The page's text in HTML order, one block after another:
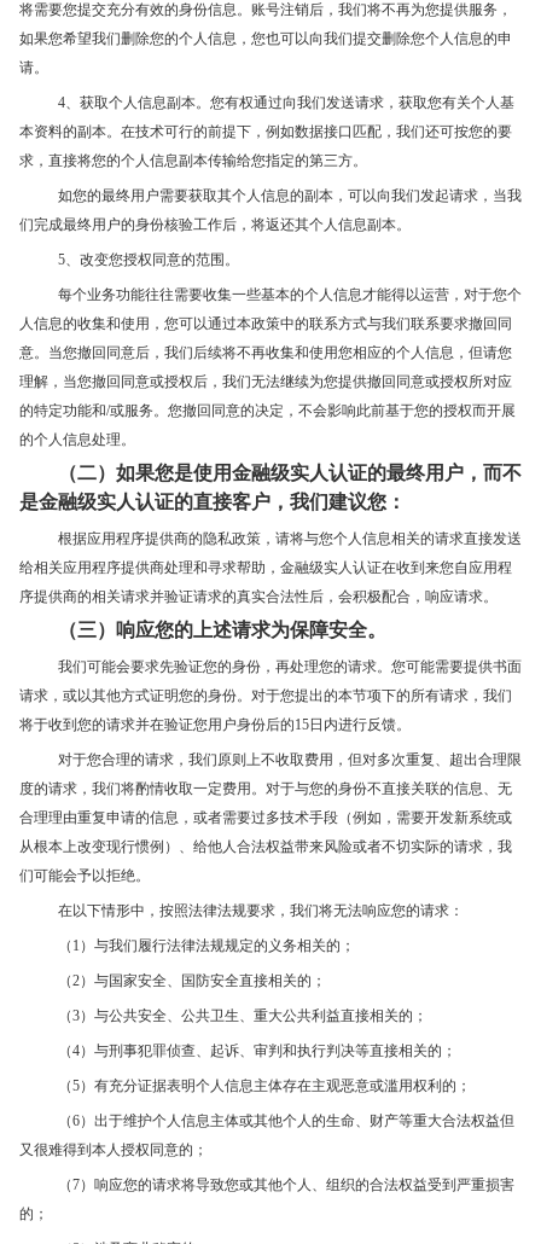
将需要您提交充分有效的身份信息。账号注销后，我们将不再为您提供服务，
如果您希望我们删除您的个人信息，您也可以向我们提交删除您个人信息的申
请。
4、获取个人信息副本。您有权通过向我们发送请求，获取您有关个人基
本资料的副本。在技术可行的前提下，例如数据接口匹配，我们还可按您的要
求，直接将您的个人信息副本传输给您指定的第三方。
如您的最终用户需要获取其个人信息的副本，可以向我们发起请求，当我
们完成最终用户的身份核验工作后，将返还其个人信息副本。
5、改变您授权同意的范围。
每个业务功能往往需要收集一些基本的个人信息才能得以运营，对于您个
人信息的收集和使用，您可以通过本政策中的联系方式与我们联系要求撤回同
意。当您撤回同意后，我们后续将不再收集和使用您相应的个人信息，但请您
理解，当您撤回同意或授权后，我们无法继续为您提供撤回同意或授权所对应
的特定功能和/或服务。您撤回同意的决定，不会影响此前基于您的授权而开展
的个人信息处理。
（二）如果您是使用金融级实人认证的最终用户，而不
是金融级实人认证的直接客户，我们建议您：
根据应用程序提供商的隐私政策，请将与您个人信息相关的请求直接发送
给相关应用程序提供商处理和寻求帮助，金融级实人认证在收到来您自应用程
序提供商的相关请求并验证请求的真实合法性后，会积极配合，响应请求。
（三）响应您的上述请求为保障安全。
我们可能会要求先验证您的身份，再处理您的请求。您可能需要提供书面
请求，或以其他方式证明您的身份。对于您提出的本节项下的所有请求，我们
将于收到您的请求并在验证您用户身份后的15日内进行反馈。
对于您合理的请求，我们原则上不收取费用，但对多次重复、超出合理限
度的请求，我们将酌情收取一定费用。对于与您的身份不直接关联的信息、无
合理理由重复申请的信息，或者需要过多技术手段（例如，需要开发新系统或
从根本上改变现行惯例）、给他人合法权益带来风险或者不切实际的请求，我
们可能会予以拒绝。
在以下情形中，按照法律法规要求，我们将无法响应您的请求：
（1）与我们履行法律法规规定的义务相关的；
（2）与国家安全、国防安全直接相关的；
（3）与公共安全、公共卫生、重大公共利益直接相关的；
（4）与刑事犯罪侦查、起诉、审判和执行判决等直接相关的；
（5）有充分证据表明个人信息主体存在主观恶意或滥用权利的；
（6）出于维护个人信息主体或其他个人的生命、财产等重大合法权益但
又很难得到本人授权同意的；
（7）响应您的请求将导致您或其他个人、组织的合法权益受到严重损害
的；